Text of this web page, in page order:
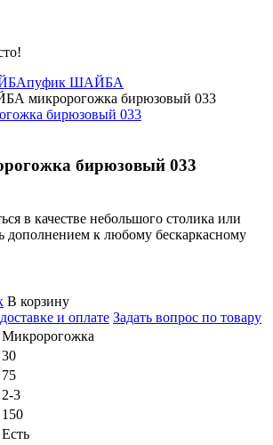
пуфик ШАЙБА
микророгожка бирюзовый 033
бирюзовый 033
в качестве небольшого столика или
дополнением к любому бескаркасному
В корзину
и оплате Задать вопрос по товару
Микророгожка
30
75
2-3
150
Есть